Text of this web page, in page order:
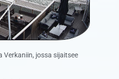
Verkaniin, jossa sijaitsee